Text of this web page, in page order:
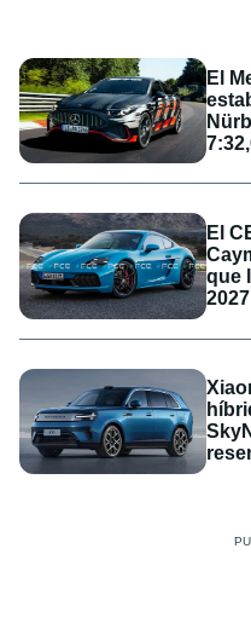
El
El
que
2027